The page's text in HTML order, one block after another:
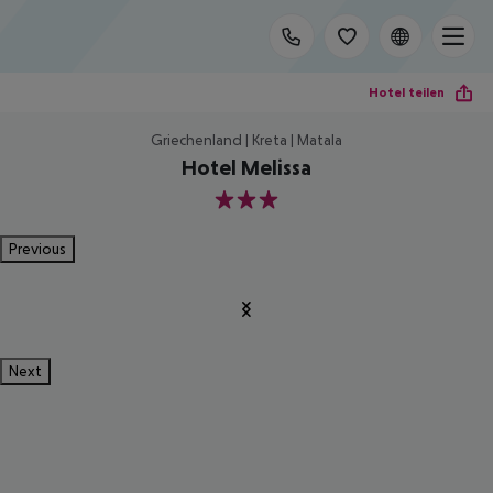
Hotel teilen
Griechenland | Kreta | Matala
Hotel Melissa
3
Previous
Next